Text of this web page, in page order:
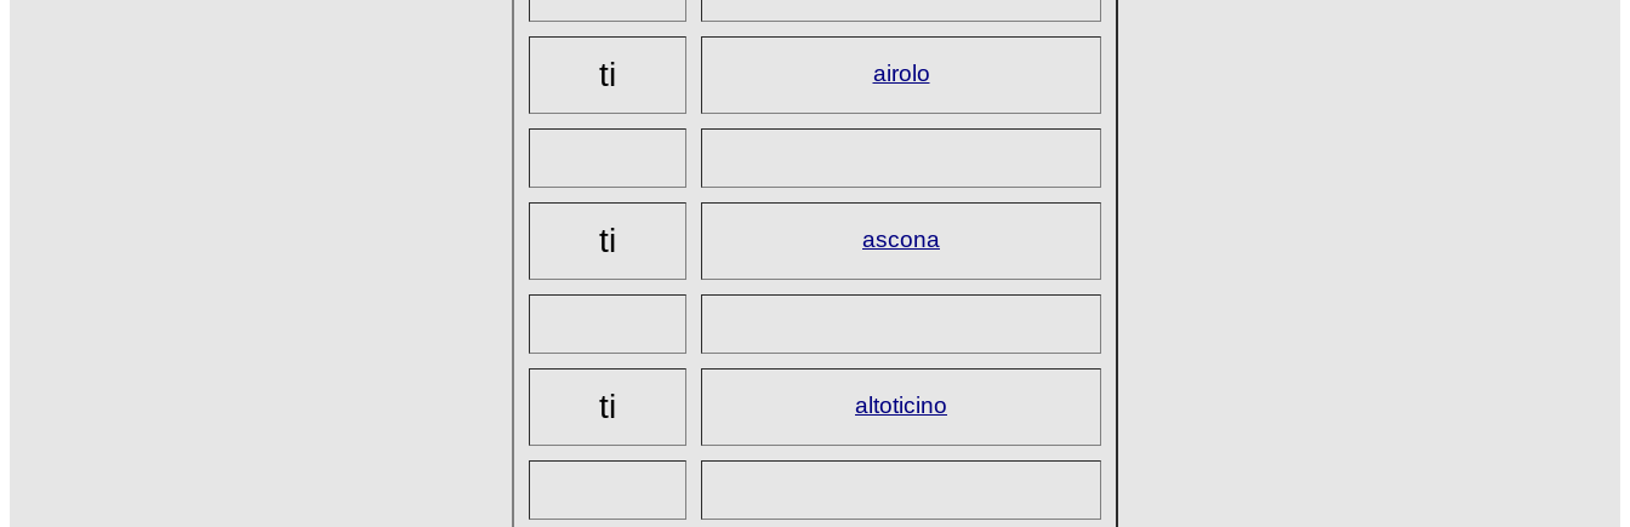
ti airolo
ti ascona
ti altoticino